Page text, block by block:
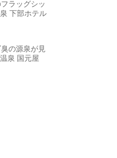
ラッグシッ
下部ホテル
の源泉が見
泉 国元屋